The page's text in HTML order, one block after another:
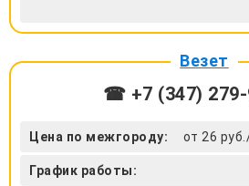
Везет
☎ +7 (347) 279-
Цена по межгороду: от 26
График работы: